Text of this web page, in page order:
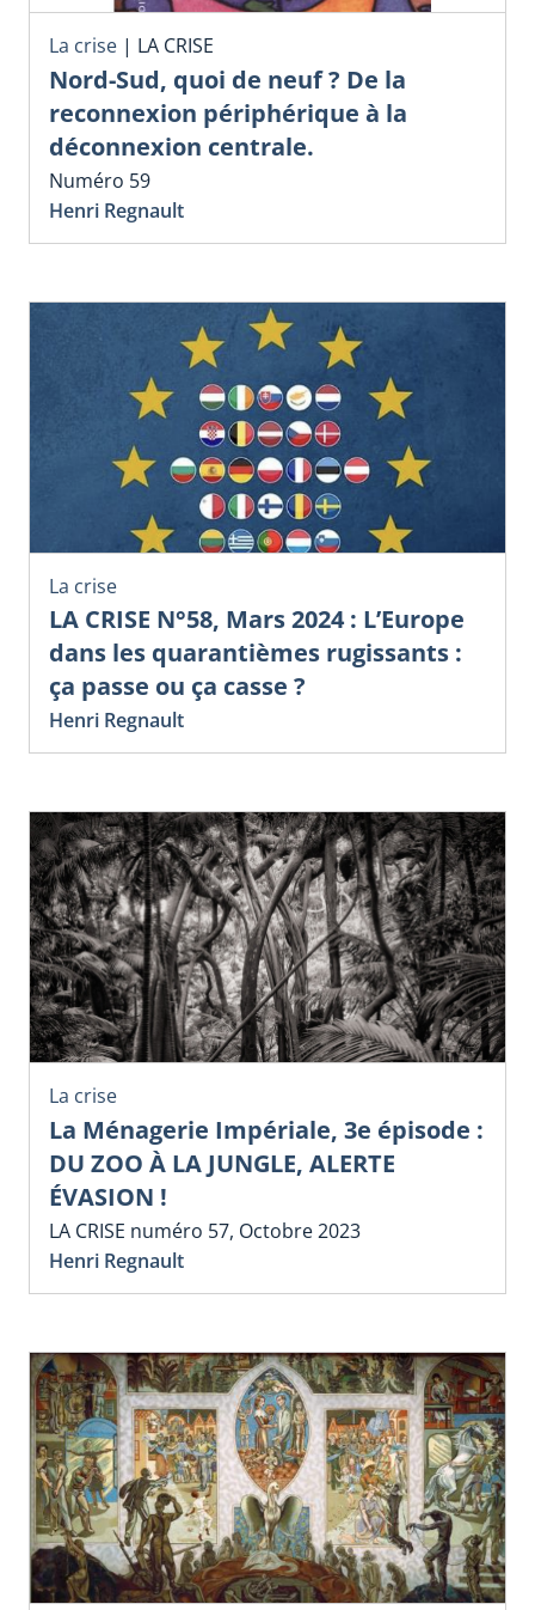
La crise | LA CRISE
Nord-Sud, quoi de neuf ? De la
reconnexion périphérique à la
déconnexion centrale.
Numéro 59
Henri Regnault
La crise
LA CRISE N°58, Mars 2024 : L’Europe
dans les quarantièmes rugissants :
ça passe ou ça casse ?
Henri Regnault
La crise
La Ménagerie Impériale, 3e épisode :
DU ZOO À LA JUNGLE, ALERTE
ÉVASION !
LA CRISE numéro 57, Octobre 2023
Henri Regnault